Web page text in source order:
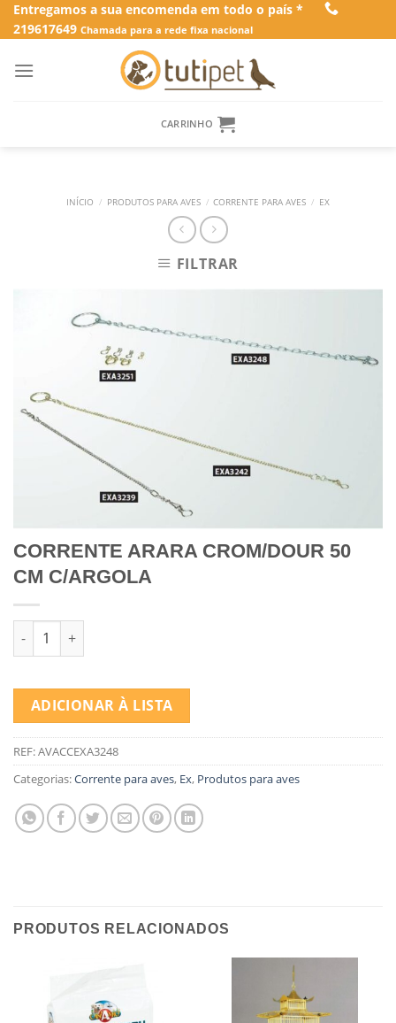
SkipEntregamos a sua encomenda em todo o país *
219617649 Chamada para a rede fixa nacional
CARRINHO
INÍCIO / PRODUTOS PARA AVES / CORRENTE PARA AVES / EX
FILTRAR
CORRENTE ARARA CROM/DOUR 50
CM C/ARGOLA
Quantidade de CORRENTE ARARA CROM/DOUR 50 CM C/
ADICIONAR À LISTA
REF:AVACCEXA3248
Categorias:Corrente para aves, Ex, Produtos para aves
PRODUTOS RELACIONADOS